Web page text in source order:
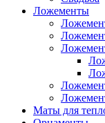
Ложементы
Маты для